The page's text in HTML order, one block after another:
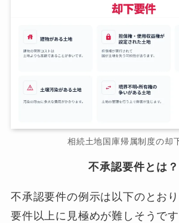
相続土地国庫帰属制度の却
不承認要件とは？
不承認要件の例示は以下のとお
要件以上に見極めが難しそうで